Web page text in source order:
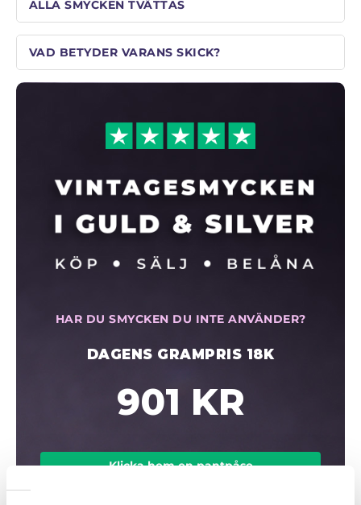
ALLA SMYCKEN TVÄTTAS
VAD BETYDER VARANS SKICK?
HAR DU SMYCKEN DU INTE ANVÄNDER?
DAGENS GRAMPRIS 18K
901 KR
Klicka hem en pantpåse